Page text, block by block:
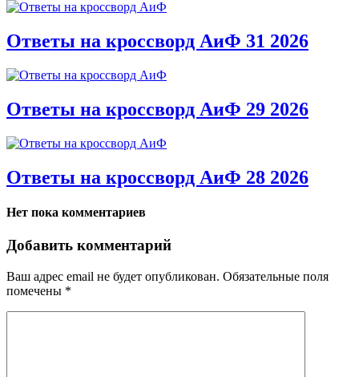
Ответы на кроссворд АиФ 31 2026
Ответы на кроссворд АиФ 29 2026
Ответы на кроссворд АиФ 28 2026
Нет пока комментариев
Добавить комментарий
Ваш адрес email не будет опубликован. Обязательные поля
помечены *